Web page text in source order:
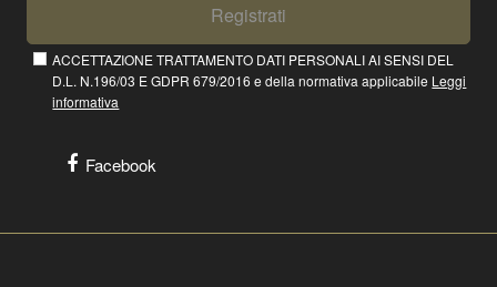
Registrati
ACCETTAZIONE TRATTAMENTO DATI PERSONALI AI SENSI DEL
D.L. N.196/03 E GDPR 679/2016 e della normativa applicabile Leggi
informativa
Facebook